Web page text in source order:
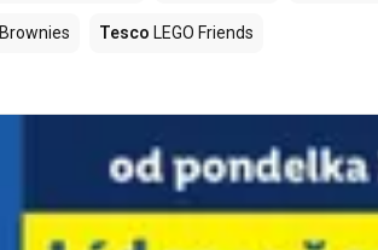
Brownies Tesco LEGO Friends